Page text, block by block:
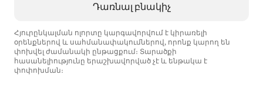
Դառնալ բնակիչ
Հյուրընկալման ոլորտը կարգավորվում է կիրառելի
օրենքներով և սահմանափակումներով, որոնք կարող են
փոխվել ժամանակի ընթացքում։ Տարածքի
հասանելիությունը երաշխավորված չէ և ենթակա է
փոփոխման։